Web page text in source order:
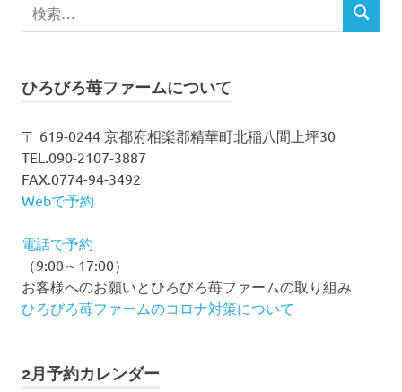
ゲ
ョ
ン
検
索
検
ひろびろ苺ファームについて
〒 619-0244 京都府相楽郡精華町北稲八間上坪30
TEL.090-2107-3887
FAX.0774-94-3492
Webで予約
電話で予約
（9:00～17:00）
お客様へのお願いとひろびろ苺ファームの取り組み
ひろびろ苺ファームのコロナ対策について
2月予約カレンダー